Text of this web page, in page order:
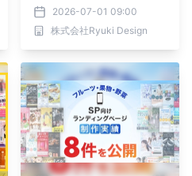
ページ制作会社の選び方を
紹介
2026-07-01 09:00
株式会社Ryuki Design